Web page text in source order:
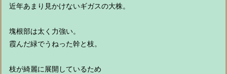
近年あまり見かけないギガスの大株。
塊根部は太く力強い。
霞んだ緑でうねった幹と枝。
枝が綺麗に展開しているため